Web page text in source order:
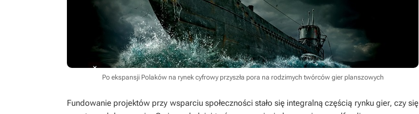
Po ekspansji Polaków na rynek cyfrowy przyszła pora na rodzimych twórców gier planszowych
Fundowanie projektów przy wsparciu społeczności stało się integralną częścią rynku gier, czy się